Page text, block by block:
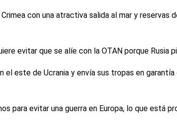
con una atractiva salida al mar y
evitar que se alíe con la OTAN porque Rusia
este de Ucrania y envía sus tropas en
para evitar una guerra en Europa, lo que está